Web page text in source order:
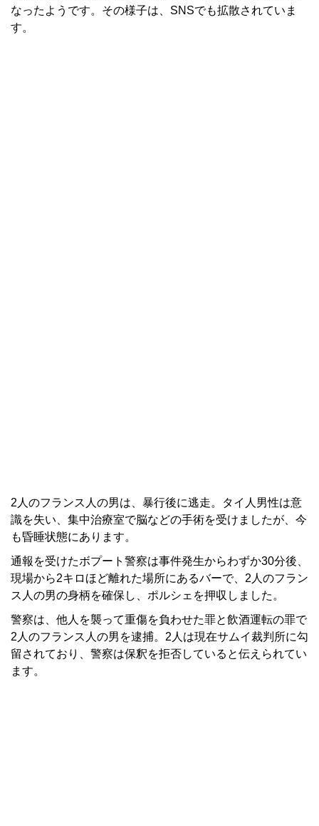
なったようです。その様子は、SNSでも拡散されていま
す。
2人のフランス人の男は、暴行後に逃走。タイ人男性は意
識を失い、集中治療室で脳などの手術を受けましたが、今
も昏睡状態にあります。
通報を受けたボプート警察は事件発生からわずか30分後、
現場から2キロほど離れた場所にあるバーで、2人のフラン
ス人の男の身柄を確保し、ポルシェを押収しました。
警察は、他人を襲って重傷を負わせた罪と飲酒運転の罪で
2人のフランス人の男を逮捕。2人は現在サムイ裁判所に勾
留されており、警察は保釈を拒否していると伝えられてい
ます。